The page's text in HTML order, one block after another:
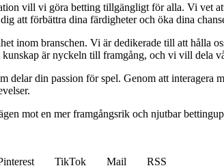
vill vi göra betting tillgängligt för alla. Vi vet
att förbättra dina färdigheter och öka dina
inom branschen. Vi är dedikerade till att hålla
är nyckeln till framgång, och vi vill dela
delar din passion för spel. Genom att
mot en mer framgångsrik och njutbar
TikTok Mail
RSS